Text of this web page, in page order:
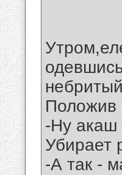
Положив
-Ну акаш
Убирает
-А так -